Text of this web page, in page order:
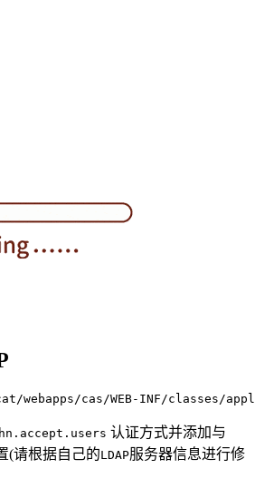
webapps/cas/WEB-INF/classes/
认证方式并添加与
(请根据自己的LDAP服务器信息进行修